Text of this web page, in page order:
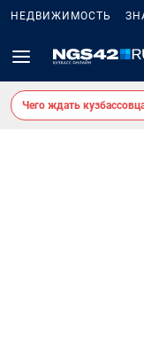
НЕДВИЖИМОСТЬ
Чего ждать